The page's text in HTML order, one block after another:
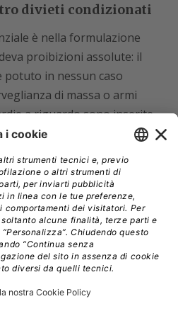
divieti condizionati
è nella formulazione
proibizioni assolute: il
in nessun caso
di massa o armi
a riguardo sono inserite
, una bussola morale
formula contrattuale
della Difesa può usare l’IA
inserendo clausole che vietano
misura in cui sono già vietate
che per esempio impedisce